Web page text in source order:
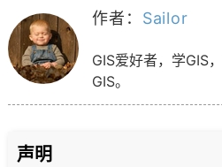
作者： Sailor
GIS爱好者，学GIS
GIS。
声明